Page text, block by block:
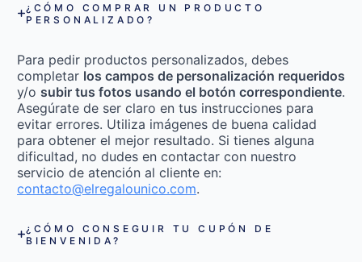
¿CÓMO COMPRAR UN PRODUCTO
PERSONALIZADO?
Para pedir productos personalizados, debes
completar los campos de personalización requeridos
y/o subir tus fotos usando el botón correspondiente.
Asegúrate de ser claro en tus instrucciones para
evitar errores. Utiliza imágenes de buena calidad
para obtener el mejor resultado. Si tienes alguna
dificultad, no dudes en contactar con nuestro
servicio de atención al cliente en:
contacto@elregalounico.com.
¿CÓMO CONSEGUIR TU CUPÓN DE
BIENVENIDA?